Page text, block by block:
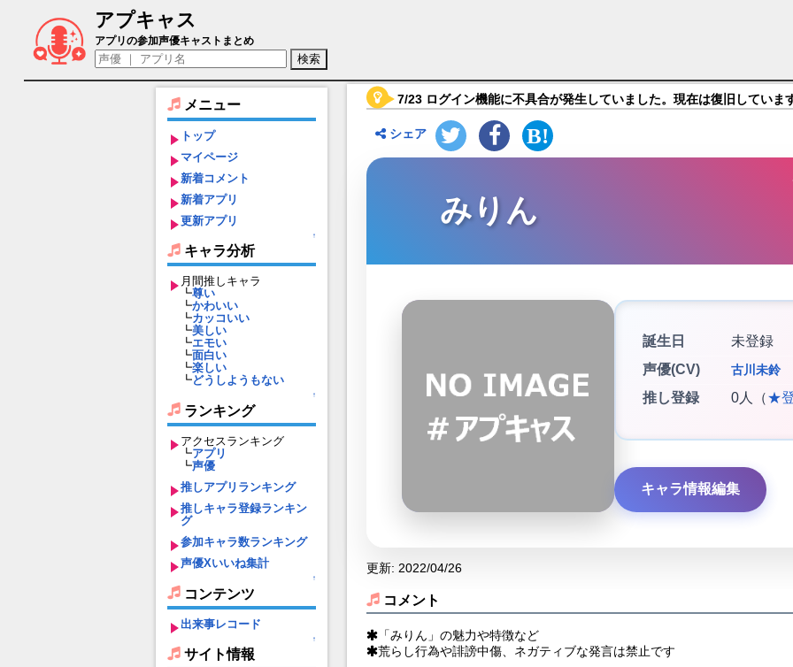
アプキャス
みりん（声優：古川未鈴)【ファントム オブ キル】キャラ紹介
アプリの参加声優キャストまとめ
メニュー
トップ
マイページ
新着コメント
新着アプリ
更新アプリ
↑
キャラ分析
月間推しキャラ
┗尊い
┗かわいい
┗カッコいい
┗美しい
┗エモい
┗面白い
┗楽しい
┗どうしようもない
↑
ランキング
アクセスランキング
┗アプリ
┗声優
推しアプリランキング
推しキャラ登録ランキン
グ
参加キャラ数ランキング
声優Xいいね集計
↑
コンテンツ
出来事レコード
↑
サイト情報
7/23 ログイン機能に不具合が発生していました。現在は復旧していま
シェア
みりん
誕生日
未登録
声優(CV)
古川未鈴
推し登録 0人（★
キャラ情報編集
更新: 2022/04/26
コメント
「みりん」の魅力や特徴など
荒らし行為や誹謗中傷、ネガティブな発言は禁止です